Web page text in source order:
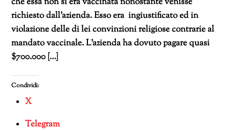
richiesto dall’azienda. Esso era ingiustificato ed in
violazione delle di lei convinzioni religiose contrarie al
mandato vaccinale. L’azienda ha dovuto pagare quasi
$700.000 […]
Condividi:
X
Telegram